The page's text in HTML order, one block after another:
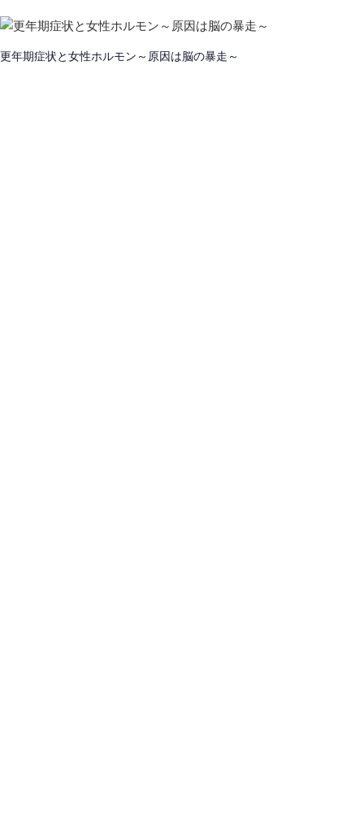
更年期症状と女性ホルモン～原因は脳の暴走～